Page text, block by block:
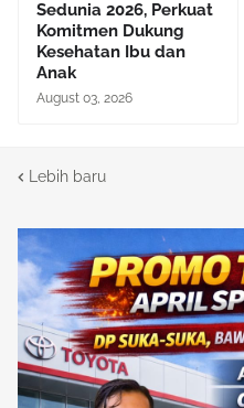
Sedunia 2026, Perkuat
Komitmen Dukung
Kesehatan Ibu dan
Anak
August 03, 2026
Lebih baru